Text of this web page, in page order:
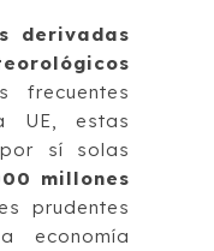
derivadas
frecuentes
UE, estas
sí solas
millones
prudentes
economía